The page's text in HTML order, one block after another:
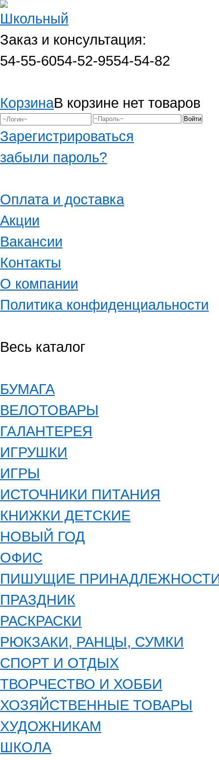
Заказ и консультация:
54-55-6054-52-9554-54-82
КорзинаВ корзине нет товаров
Зарегистрироваться
забыли пароль?
Оплата и доставка
Акции
Вакансии
Контакты
О компании
Политика конфиденциальности
Весь каталог
БУМАГА
ВЕЛОТОВАРЫ
ГАЛАНТЕРЕЯ
ИГРУШКИ
ИГРЫ
ИСТОЧНИКИ ПИТАНИЯ
КНИЖКИ ДЕТСКИЕ
НОВЫЙ ГОД
ОФИС
ПИШУЩИЕ
ПРАЗДНИК
РАСКРАСКИ
РЮКЗАКИ, РАНЦЫ, СУМКИ
СПОРТ И ОТДЫХ
ТВОРЧЕСТВО И ХОББИ
ХОЗЯЙСТВЕННЫЕ ТОВАРЫ
ХУДОЖНИКАМ
ШКОЛА